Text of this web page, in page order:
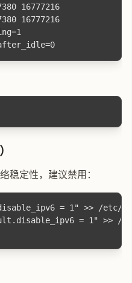
16777216
16777216
稳定性，建议禁用：
= 1" >> /etc/
= 1" >> /